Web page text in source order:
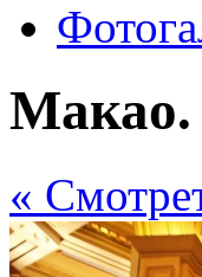
Макао.
«